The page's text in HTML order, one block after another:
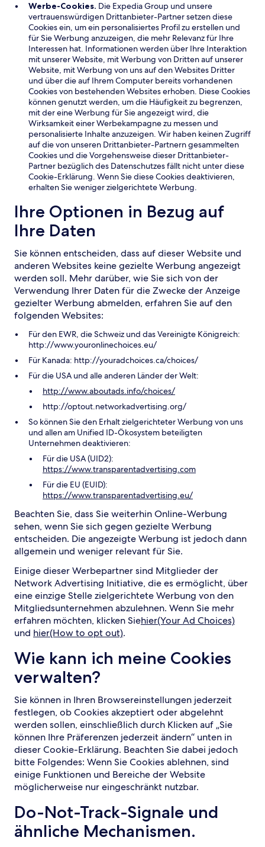
Werbe-Cookies. Die Expedia Group und unsere
vertrauenswürdigen Drittanbieter-Partner setzen diese
Cookies ein, um ein personalisiertes Profil zu erstellen und
für Sie Werbung anzuzeigen, die mehr Relevanz für Ihre
Interessen hat. Informationen werden über Ihre Interaktion
mit unserer Website, mit Werbung von Dritten auf unserer
Website, mit Werbung von uns auf den Websites Dritter
und über die auf Ihrem Computer bereits vorhandenen
Cookies von bestehenden Websites erhoben. Diese Cookies
können genutzt werden, um die Häufigkeit zu begrenzen,
mit der eine Werbung für Sie angezeigt wird, die
Wirksamkeit einer Werbekampagne zu messen und
personalisierte Inhalte anzuzeigen. Wir haben keinen Zugriff
auf die von unseren Drittanbieter-Partnern gesammelten
Cookies und die Vorgehensweise dieser Drittanbieter-
Partner bezüglich des Datenschutzes fällt nicht unter diese
Cookie-Erklärung. Wenn Sie diese Cookies deaktivieren,
erhalten Sie weniger zielgerichtete Werbung.
Ihre Optionen in Bezug auf
Ihre Daten
Sie können entscheiden, dass auf dieser Website und
anderen Websites keine gezielte Werbung angezeigt
werden soll. Mehr darüber, wie Sie sich von der
Verwendung Ihrer Daten für die Zwecke der Anzeige
gezielter Werbung abmelden, erfahren Sie auf den
folgenden Websites:
Für den EWR, die Schweiz und das Vereinigte Königreich:
http://www.youronlinechoices.eu/
Für Kanada: http://youradchoices.ca/choices/
Für die USA und alle anderen Länder der Welt:
http://www.aboutads.info/choices/
http://optout.networkadvertising.org/
So können Sie den Erhalt zielgerichteter Werbung von uns
und allen am Unified ID-Ökosystem beteiligten
Unternehmen deaktivieren:
Für die USA (UID2):
https://www.transparentadvertising.com
Für die EU (EUID):
https://www.transparentadvertising.eu/
Beachten Sie, dass Sie weiterhin Online-Werbung
sehen, wenn Sie sich gegen gezielte Werbung
entscheiden. Die angezeigte Werbung ist jedoch dann
allgemein und weniger relevant für Sie.
Einige dieser Werbepartner sind Mitglieder der
Network Advertising Initiative, die es ermöglicht, über
eine einzige Stelle zielgerichtete Werbung von den
Mitgliedsunternehmen abzulehnen. Wenn Sie mehr
erfahren möchten, klicken Siehier(Your Ad Choices)
und hier(How to opt out).
Wie kann ich meine Cookies
verwalten?
Sie können in Ihren Browsereinstellungen jederzeit
festlegen, ob Cookies akzeptiert oder abgelehnt
werden sollen, einschließlich durch Klicken auf „Sie
können Ihre Präferenzen jederzeit ändern“ unten in
dieser Cookie-Erklärung. Beachten Sie dabei jedoch
bitte Folgendes: Wenn Sie Cookies ablehnen, sind
einige Funktionen und Bereiche der Website
möglicherweise nur eingeschränkt nutzbar.
Do-Not-Track-Signale und
ähnliche Mechanismen.